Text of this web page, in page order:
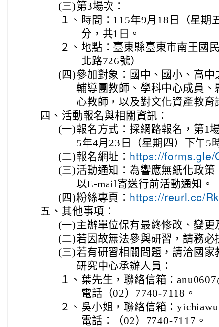
(三)第3場次：
１、 時間：115年9月18日（星期
分，共1日。
２、 地點：臺東縣臺東市南王國
北路726號）
(四)參加對象：國中、國小、高
輔導團教師、學科中心成員
心教師，以及對文化資產教
四、 活動報名與相關資訊：
(一)報名方式：採網路報名，第1
5年4月23日（星期四）下午5
(二)報名網址： https://forms.gle/
(三)活動通知：為響應無紙化政
以E-mail寄送行前活動通知。
(四)粉絲專頁： https://reurl.cc/
五、 其他事項：
(一)主辦單位保有最終修改、變
(二)若因故無法參與研習，請務必
(三)若有研習相關問題，請洽國
研究中心承辦人員：
１、 葉先生，聯絡信箱：
電話（02）7740-7118。
２、 吳小姐，聯絡信箱：
電話：（02）7740-7117。